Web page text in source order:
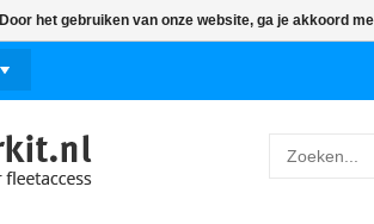
Door het gebruiken van onze website, ga je akkoord